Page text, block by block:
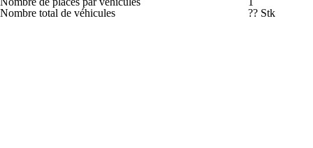
Nombre total de véhicules
?? Stk